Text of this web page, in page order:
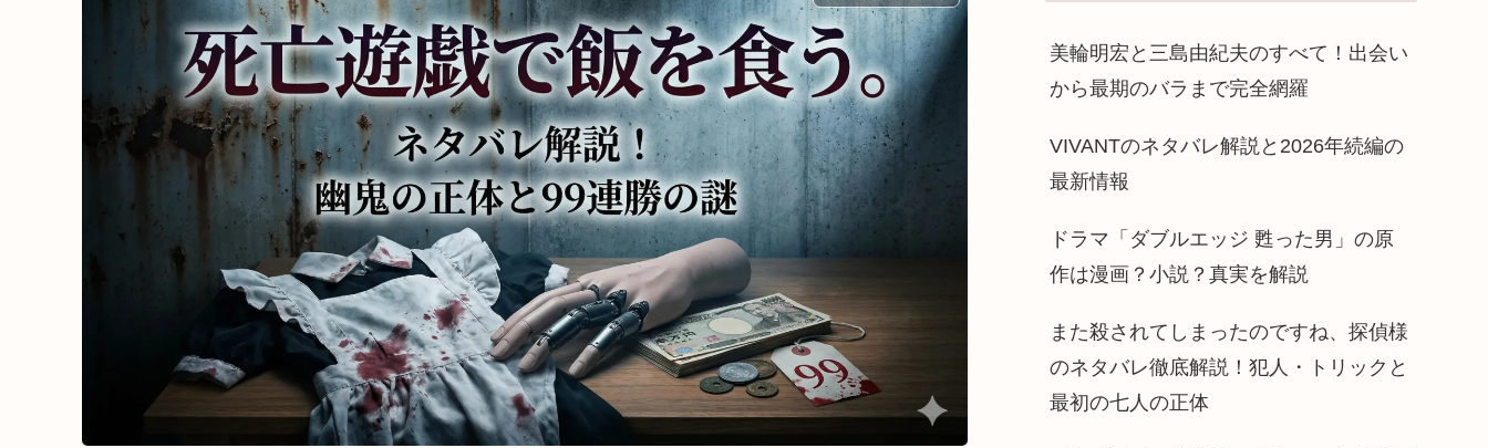
美輪明宏と三島由紀夫のすべて！出会い
から最期のバラまで完全網羅
VIVANTのネタバレ解説と2026年続編の
最新情報
ドラマ「ダブルエッジ 甦った男」の原
作は漫画？小説？真実を解説
また殺されてしまったのですね、探偵様
のネタバレ徹底解説！犯人・トリックと
最初の七人の正体